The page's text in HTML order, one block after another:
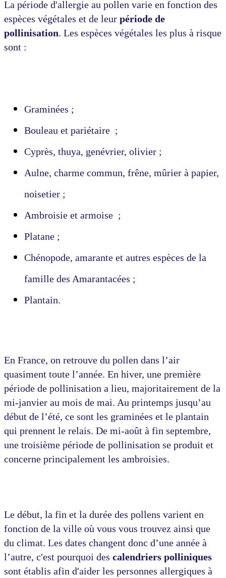
La période d'allergie au pollen varie en fonction des
espèces végétales et de leur période de
pollinisation. Les espèces végétales les plus à risque
sont :
Graminées ;
Bouleau et pariétaire ;
Cyprès, thuya, genévrier, olivier ;
Aulne, charme commun, frêne, mûrier à papier,
noisetier ;
Ambroisie et armoise ;
Platane ;
Chénopode, amarante et autres espèces de la
famille des Amarantacées ;
Plantain.
En France, on retrouve du pollen dans l’air
quasiment toute l’année. En hiver, une première
période de pollinisation a lieu, majoritairement de la
mi-janvier au mois de mai. Au printemps jusqu’au
début de l’été, ce sont les graminées et le plantain
qui prennent le relais. De mi-août à fin septembre,
une troisième période de pollinisation se produit et
concerne principalement les ambroisies.
Le début, la fin et la durée des pollens varient en
fonction de la ville où vous vous trouvez ainsi que
du climat. Les dates changent donc d’une année à
l’autre, c'est pourquoi des calendriers polliniques
sont établis afin d'aider les personnes allergiques à